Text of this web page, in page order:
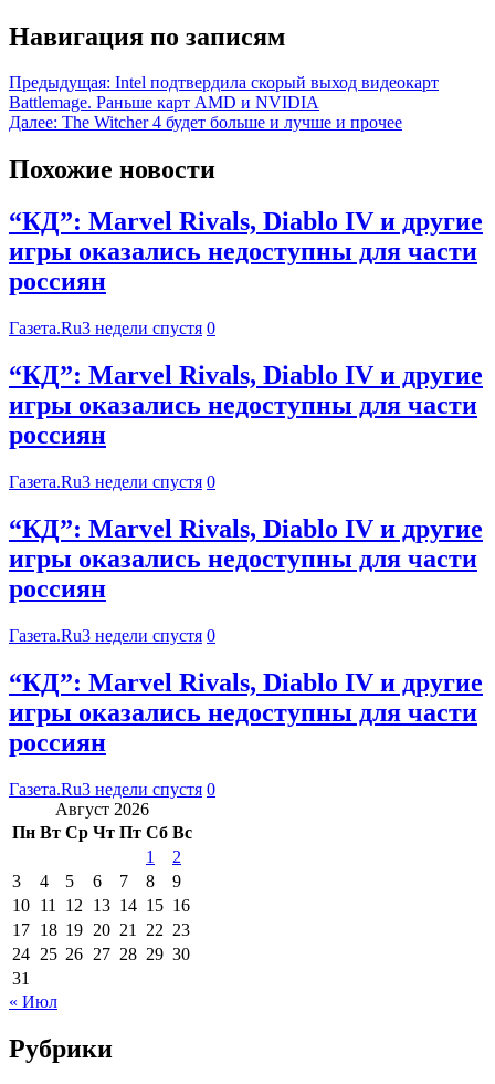
Навигация по записям
Предыдущая: Intel подтвердила скорый выход видеокарт
Battlemage. Раньше карт AMD и NVIDIA
Далее: The Witcher 4 будет больше и лучше и прочее
Похожие новости
“КД”: Marvel Rivals, Diablo IV и другие
игры оказались недоступны для части
россиян
Газета.Ru3 недели спустя 0
“КД”: Marvel Rivals, Diablo IV и другие
игры оказались недоступны для части
россиян
Газета.Ru3 недели спустя 0
“КД”: Marvel Rivals, Diablo IV и другие
игры оказались недоступны для части
россиян
Газета.Ru3 недели спустя 0
“КД”: Marvel Rivals, Diablo IV и другие
игры оказались недоступны для части
россиян
Газета.Ru3 недели спустя 0
Август 2026
Пн Вт Ср Чт Пт Сб Вс
1
2
3
4 5 6 7 8
9
10 11 12 13 14 15 16
17 18 19 20 21 22 23
24 25 26 27 28 29 30
31
« Июл
Рубрики